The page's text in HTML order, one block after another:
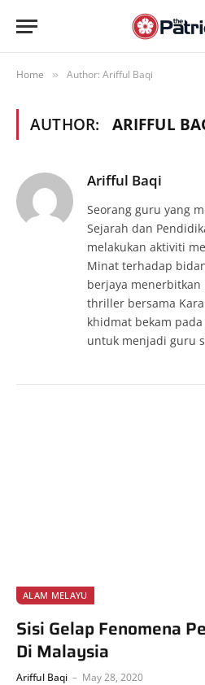
Home » Author: Arifful Baqi
AUTHOR: ARIFFUL
Arifful Baqi
Seorang guru yang
Sejarah dan
melakukan aktiviti
Minat terhadap
berjaya
thriller bersama
khidmat bekam
untuk menjadi guru
ALAM MELAYU
Sisi Gelap Fenomena
Di Malaysia
Arifful Baqi May 28, 2020